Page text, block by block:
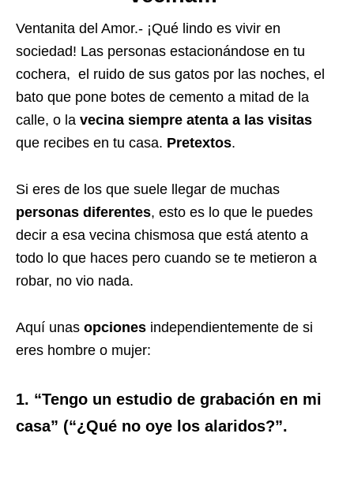
Ventanita del Amor.- ¡Qué lindo es vivir en
sociedad! Las personas estacionándose en tu
cochera, el ruido de sus gatos por las noches, el
bato que pone botes de cemento a mitad de la
calle, o la vecina siempre atenta a las visitas
que recibes en tu casa. Pretextos.
Si eres de los que suele llegar de muchas
personas diferentes, esto es lo que le puedes
decir a esa vecina chismosa que está atento a
todo lo que haces pero cuando se te metieron a
robar, no vio nada.
Aquí unas opciones independientemente de si
eres hombre o mujer:
1. “Tengo un estudio de grabación en mi
casa” (“¿Qué no oye los alaridos?”.